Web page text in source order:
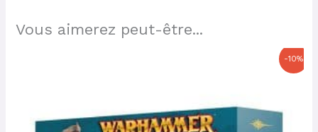
Vous aimerez peut-être...
-10%